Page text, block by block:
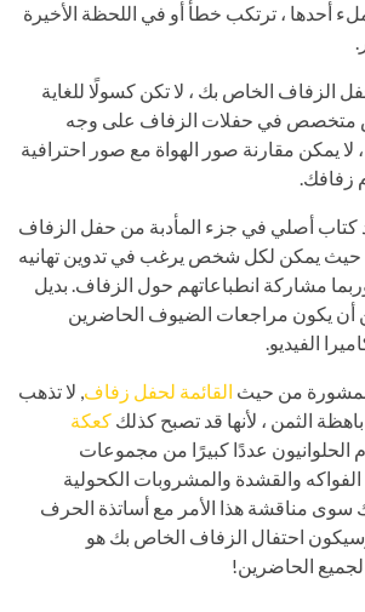
أحدها ، ترتكب خطأً أو في اللحظة الأخيرة
الزفاف الخاص بك ، لا تكن كسولًا للغاية
متخصص في حفلات الزفاف على وجه
لا يمكن مقارنة صور الهواة مع صور احترافية
زفافك.
كتاب أصلي في جزء المأدبة من حفل الزفاف
حيث يمكن لكل شخص يرغب في تدوين تهانيه
مشاركة انطباعاتهم حول الزفاف. بديل
أن يكون مراجعات الضيوف الحاضرين
الفيديو.
من حيث القائمة لحفل زفاف, لا تذهب
الثمن ، لأنها قد تصبح كذلك كعكة
الحلوانيون عددًا كبيرًا من مجموعات
والقشدة والمشروبات الكحولية
سوى مناقشة هذا الأمر مع أساتذة الحرف
احتفال الزفاف الخاص بك هو
لجميع الحاضرين!